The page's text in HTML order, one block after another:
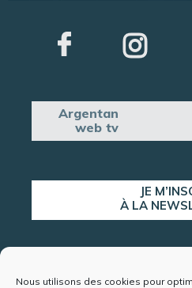
Nous utilisons des cookies pour
Argentan
web tv
JE
À LA
ALERTE